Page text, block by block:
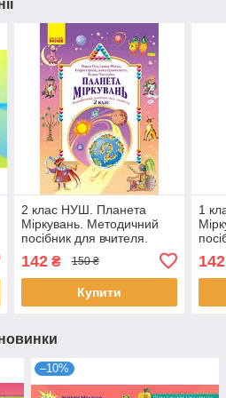
2 клас НУШ. Планета
Міркувань. Методичний
посібник для вчителя.
Розробки уроків (Гісь О.М.,
Проць С.О., Філяк І.В.,
Цимбаліста
142₴ 150 ₴
Купити
1
142
–10%